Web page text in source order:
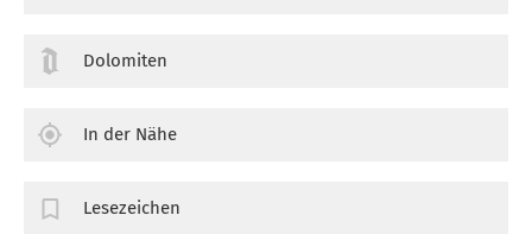
Dolomiten
In der Nähe
Lesezeichen